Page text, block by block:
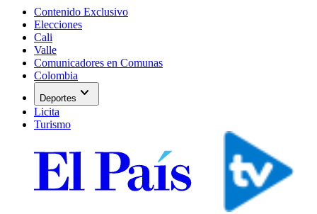
Contenido Exclusivo
Elecciones
Cali
Valle
Comunicadores en Comunas
Colombia
Deportes expand_more
Licita
Turismo